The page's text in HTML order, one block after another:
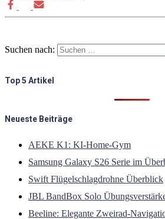
Suchen nach:
Top 5 Artikel
Neueste Beiträge
AEKE K1: KI-Home-Gym
Samsung Galaxy S26 Serie im
Swift Flügelschlagdrohne Überblick
JBL BandBox Solo
Beeline: Elegante Zweirad-